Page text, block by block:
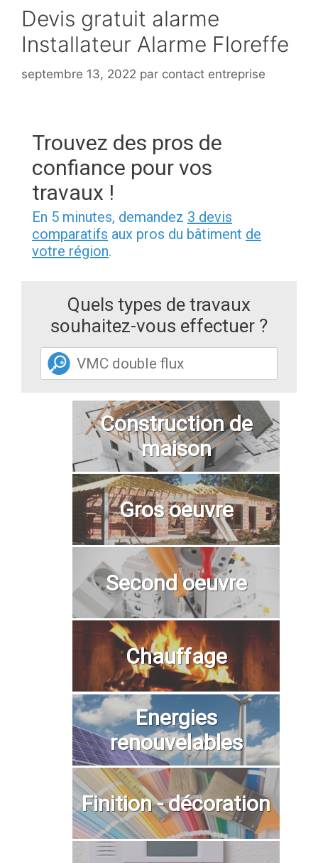
Devis gratuit alarme
Installateur Alarme Floreffe
septembre 13, 2022 par contact entreprise
Trouvez des pros de
confiance pour vos
travaux !
En 5 minutes, demandez 3 devis
comparatifs aux pros du bâtiment de
votre région.
Quels types de travaux
souhaitez-vous effectuer ?
Construction de
maison
Gros oeuvre
Second oeuvre
Chauffage
Energies
renouvelables
Finition - décoration